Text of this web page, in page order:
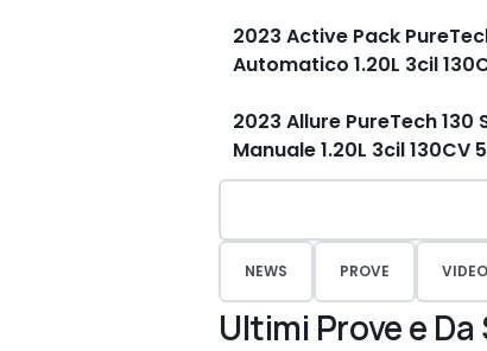
2023 Active Pack
Automatico 1.20L 3cil
2023 Allure PureTech 130
Manuale 1.20L 3cil
NEWS PROVE VIDEO
Ultimi Prove e Da